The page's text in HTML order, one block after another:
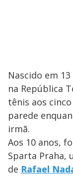
Nascido em
na República
tênis aos
parede
irmã.
Aos 10 anos,
Sparta Praha,
de Rafael